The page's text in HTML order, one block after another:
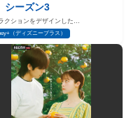
シーズン3
クションをデザインした…
（ディズニープラス）